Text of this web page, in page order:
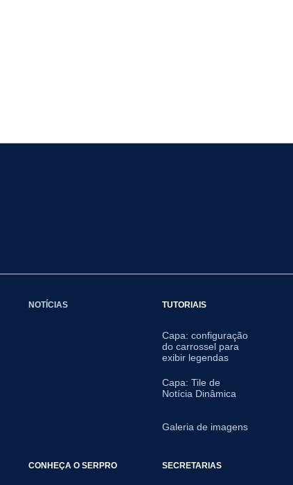
NOTÍCIAS TUTORIAIS
Capa: configuração
do carrossel para
exibir legendas
Capa: Tile de
Notícia Dinâmica
Galeria de imagens
CONHEÇA O SERPRO SECRETARIAS